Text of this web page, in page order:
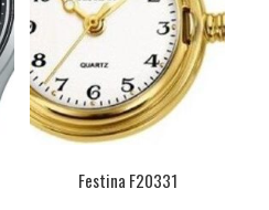
Festina F20331